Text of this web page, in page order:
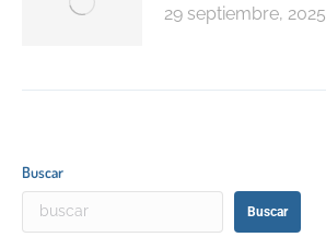
29 septiembre, 2025
Buscar
Buscar